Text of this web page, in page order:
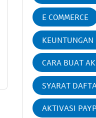
E COMMERCE
KEUNTUNGAN
CARA BUAT
SYARAT
AKTIVASI